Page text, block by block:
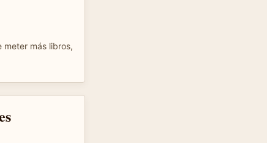
meter más libros,